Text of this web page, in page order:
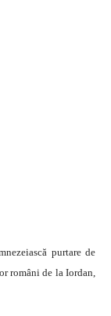
purtare de
români de la Iordan,